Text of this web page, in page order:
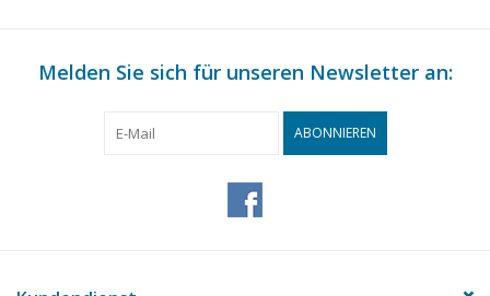
Melden Sie sich für unseren Newsletter an:
ABONNIEREN